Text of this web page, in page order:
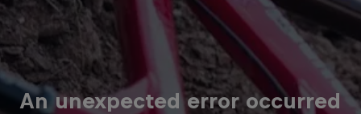
An unexpected error occurred